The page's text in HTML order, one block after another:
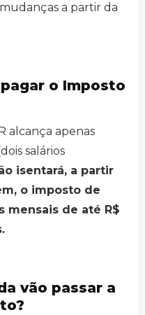
a partir da
o Imposto
alcança apenas
salários
isentará, a partir
o imposto de
mensais de até R$
vão passar a